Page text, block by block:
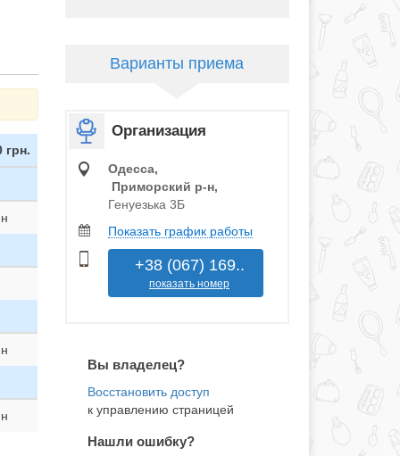
грн.
Варианты приема
Организация
Одесса,
Приморский р‑н,
Генуезька 3Б
Показать график работы
+38 (067) 169..
показать номер
Вы владелец?
к управлению страницей
Нашли ошибку?